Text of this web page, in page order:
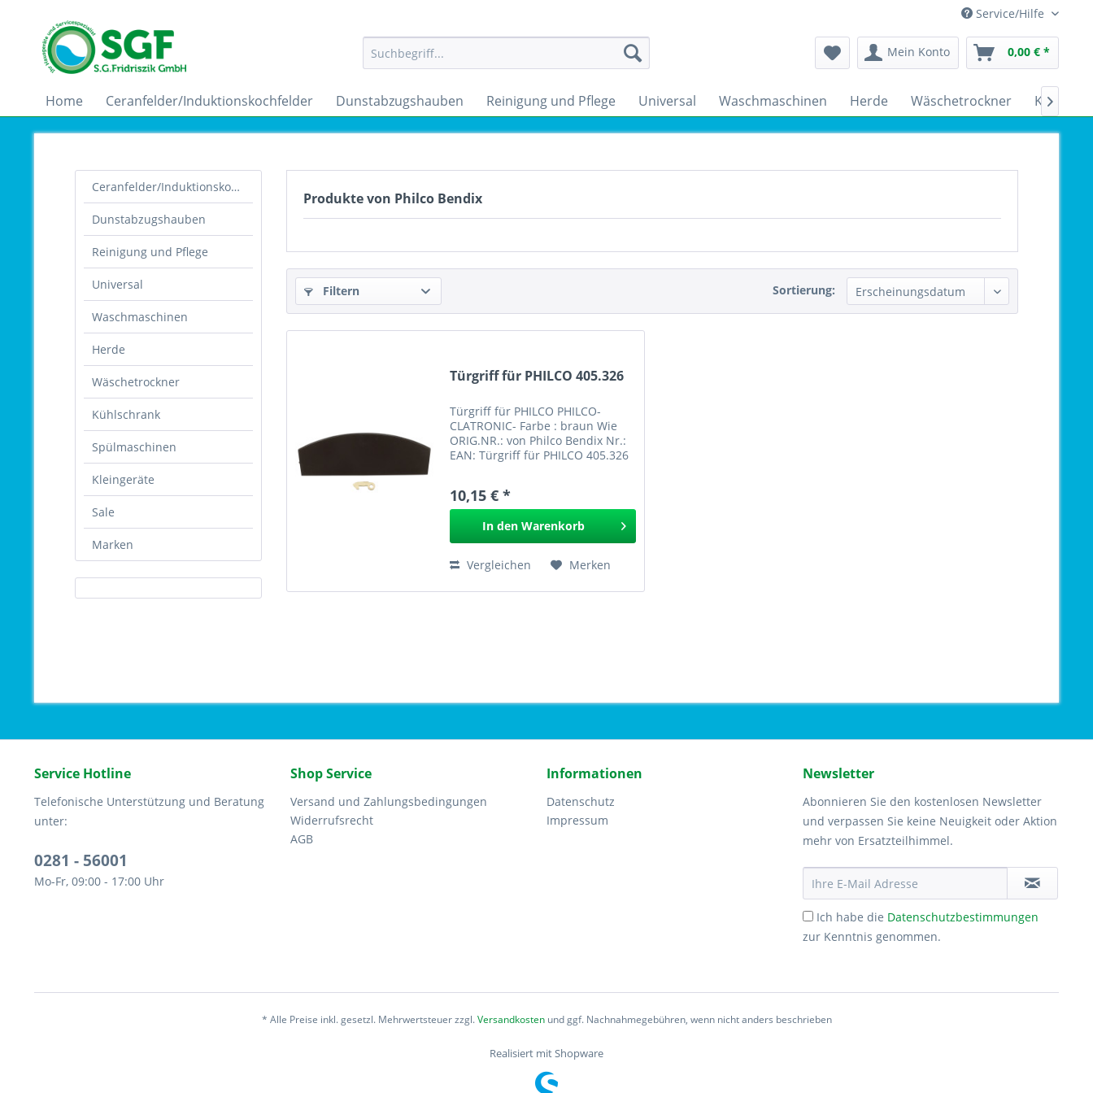
Service/Hilfe
Mein Konto 0,00 € *
Home Ceranfelder/Induktionskochfelder Dunstabzugshauben Reinigung und Pflege Universal Waschmaschinen Herde Wäschetrockner 
Ceranfelder/Induktionskochfelder
Dunstabzugshauben
Reinigung und Pflege
Universal
Waschmaschinen
Herde
Wäschetrockner
Kühlschrank
Spülmaschinen
Kleingeräte
Sale
Marken
Produkte von Philco Bendix
Filtern Sortierung:
Türgriff für PHILCO 405.326
Türgriff für PHILCO PHILCO-
CLATRONIC- Farbe : braun Wie
ORIG.NR.: von Philco Bendix Nr.:
EAN: Türgriff für PHILCO 405.326
10,15 € *
In den Warenkorb
Vergleichen Merken
Service Hotline
Telefonische Unterstützung und Beratung
unter:
0281 - 56001
Mo-Fr, 09:00 - 17:00 Uhr
Shop Service
Versand und Zahlungsbedingungen
Widerrufsrecht
AGB
Informationen
Datenschutz
Impressum
Newsletter
Abonnieren Sie den kostenlosen Newsletter
und verpassen Sie keine Neuigkeit oder Aktion
mehr von Ersatzteilhimmel.
Ich habe die Datenschutzbestimmungen
zur Kenntnis genommen.
* Alle Preise inkl. gesetzl. Mehrwertsteuer zzgl.Versandkostenund ggf. Nachnahmegebühren, wenn nicht anders beschrieben
Realisiert mit Shopware